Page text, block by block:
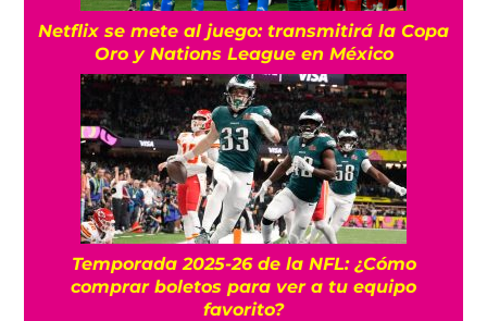
Netflix se mete al juego: transmitirá la Copa
Oro y Nations League en México
Temporada 2025-26 de la NFL: ¿Cómo
comprar boletos para ver a tu equipo
favorito?